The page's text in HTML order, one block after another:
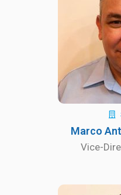
Marco
Vice-